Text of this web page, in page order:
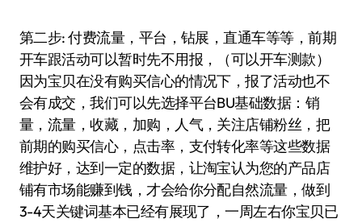
第二步: 付费流量，平台，钻展，直通车等等，前期
开车跟活动可以暂时先不用报，（可以开车测款）
因为宝贝在没有购买信心的情况下，报了活动也不
会有成交，我们可以先选择平台BU基础数据：销
量，流量，收藏，加购，人气，关注店铺粉丝，把
前期的购买信心，点击率，支付转化率等这些数据
维护好，达到一定的数据，让淘宝认为您的产品店
铺有市场能赚到钱，才会给你分配自然流量，做到
3-4天关键词基本已经有展现了，一周左右你宝贝已